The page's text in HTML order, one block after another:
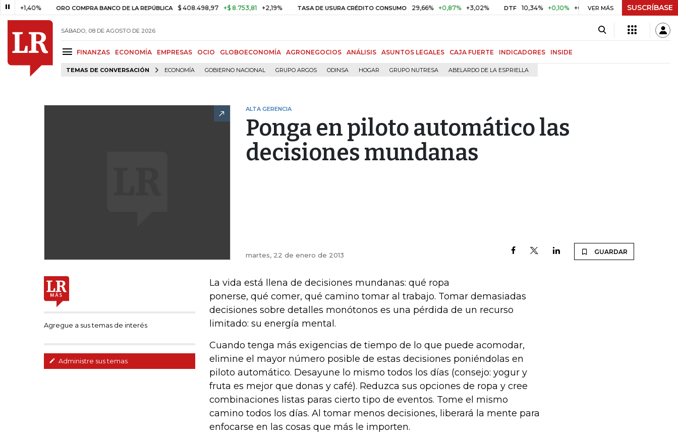
+1,40% ORO COMPRA BANCO DE LA REPÚBLICA $ 408.498,97 +$ 8.753,81 +2,19% TASA DE USURA CRÉDITO CONSUMO 29,66% +0,87% +3,02% DTF 10,34% +0,10% +0,98% UVR $ 416,96 +$ 0,05
VER MÁS SUSCRÍBASE
SÁBADO, 08 DE AGOSTO DE 2026
FINANZAS ECONOMÍA EMPRESAS OCIO GLOBOECONOMÍA AGRONEGOCIOS ANÁLISIS ASUNTOS LEGALES CAJA FUERTE INDICADORES INSIDE
TEMAS DE CONVERSACIÓN ECONOMÍA GOBIERNO NACIONAL GRUPO ARGOS ODINSA HOGAR GRUPO NUTRESA ABELARDO DE LA ESPRIELLA
ALTA GERENCIA
Ponga en piloto automático las
decisiones mundanas
martes, 22 de enero de 2013 GUARDAR
Agregue a sus temas de interés
Administre sus temas
La vida está llena de decisiones mundanas: qué ropa
ponerse, qué comer, qué camino tomar al trabajo. Tomar demasiadas
decisiones sobre detalles monótonos es una pérdida de un recurso
limitado: su energía mental.
Cuando tenga más exigencias de tiempo de lo que puede acomodar,
elimine el mayor número posible de estas decisiones poniéndolas en
piloto automático. Desayune lo mismo todos los días (consejo: yogur y
fruta es mejor que donas y café). Reduzca sus opciones de ropa y cree
combinaciones listas paras cierto tipo de eventos. Tome el mismo
camino todos los días. Al tomar menos decisiones, liberará la mente para
enfocarse en las cosas que más le importen.